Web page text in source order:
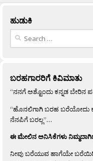
ಹುಡುಕಿ
Search
ಬರಹಗಾರರಿಗೆ ಕಿವಿಮಾತು
“ನನಗೆ ಅಶ್ಟೊಂದು ಕನ್ನಡ ಬೇರಿನ
“ಹೊನಲಿಗಾಗಿ ಬರಹ ಬರೆಯೋದು
ನೆನಪಿಗೆ ಬರಲ್ಲ”…
ಈ ಮೇಲಿನ ಅನಿಸಿಕೆಗಳು
ನೀವು ಬರೆಯುವ ಹಾಗೆಯೇ